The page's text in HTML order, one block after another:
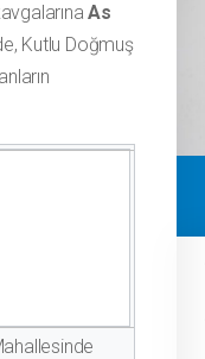
As
Kutlu Doğmuş